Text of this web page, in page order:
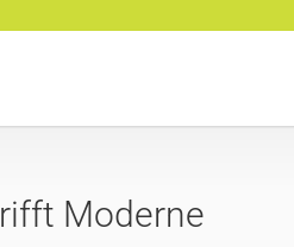
Moderne